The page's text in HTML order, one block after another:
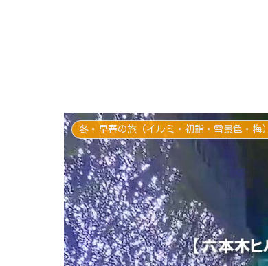
冬・早春の旅（イルミ・初詣・雪景色・梅）